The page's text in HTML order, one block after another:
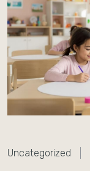
Uncategorized